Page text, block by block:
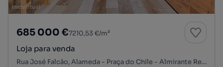
685 000 €7210,53 €/m²
Loja para venda
Rua José Falcão, Alameda - Praça do Chile - Almirante Reis, Arroios, Lisboa, Lisboa